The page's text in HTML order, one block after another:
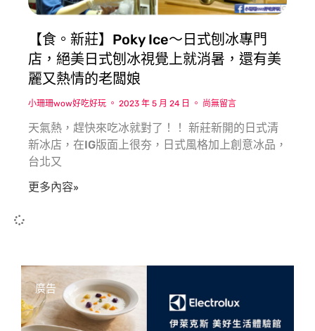
【食。新莊】Poky Ice〜日式刨冰專門
店，絕美日式刨冰視覺上就消暑，還有美
麗又熱情的老闆娘
小珊珊wow好吃好玩 2023 年 5 月 24 日 尚無留言
天氣熱，趕快來吃冰就對了！！ 新莊新開的日式清
新冰店，在IG版面上很夯，日式風格加上創意冰品，
台北又
更多內容»
廣告